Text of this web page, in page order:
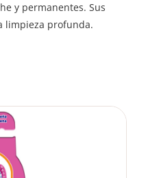
y permanentes. Sus
limpieza profunda.